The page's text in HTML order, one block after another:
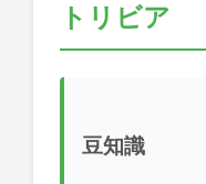
トリビア
豆知識